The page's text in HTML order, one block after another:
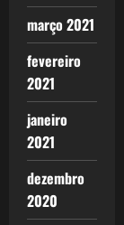
março 2021
fevereiro
2021
janeiro
2021
dezembro
2020